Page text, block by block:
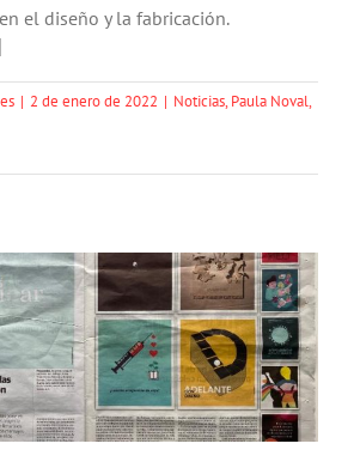
el diseño y la fabricación.
| 2 de enero de 2022 | Noticias, Paula Noval,